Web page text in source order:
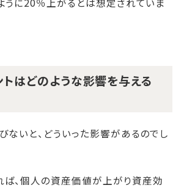
はどのような影響を与える
ないと、どういった影響があるのでし
、個人の資産価値が上がり資産効